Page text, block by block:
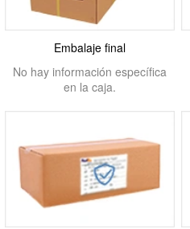
Embalaje final
No hay información específica
en la caja.